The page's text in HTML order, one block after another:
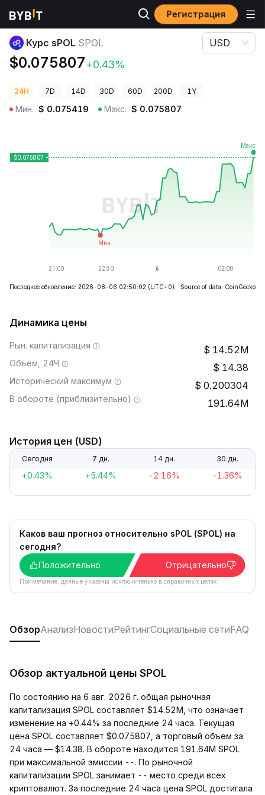
Регистрация
Цены криптовалют Курс sPOL SPOL
Курс sPOL SPOL
$0.075807+0.43%
USD
24H 7D 14D 30D 60D 200D 1Y
Мин. $ 0.075419 Макс. $ 0.075807
Последнее обновление: 2026-08-06 02:50:02 (UTC+0) Source of data: CoinGecko
Динамика цены
Рын. капитализация 14.52M
Объём, 24Ч 14.38
Исторический максимум 0.200304
В обороте (приблизительно) 191.64M
История цен (USD)
Сегодня 7 дн. 14 дн. 30 дн.
+0.43% +5.44% -2.16% -1.36%
Каков ваш прогноз относительно sPOL (SPOL) на
сегодня?
Положительно
Отрицательно
Примечание: данные указаны исключительно в справочных целях.
ОбзорАнализНовостиРейтингСоциальные сетиFAQ
Обзор актуальной цены SPOL
По состоянию на 6 авг. 2026 г. общая рыночная
капитализация SPOL составляет $14.52M, что означает
изменение на +0.44% за последние 24 часа. Текущая
цена SPOL составляет $0.075807, а торговый объем за
24 часа — $14.38. В обороте находится 191.64M SPOL
при максимальной эмиссии --. По рыночной
капитализации SPOL занимает -- место среди всех
криптовалют. За последние 24 часа цена SPOL достигала